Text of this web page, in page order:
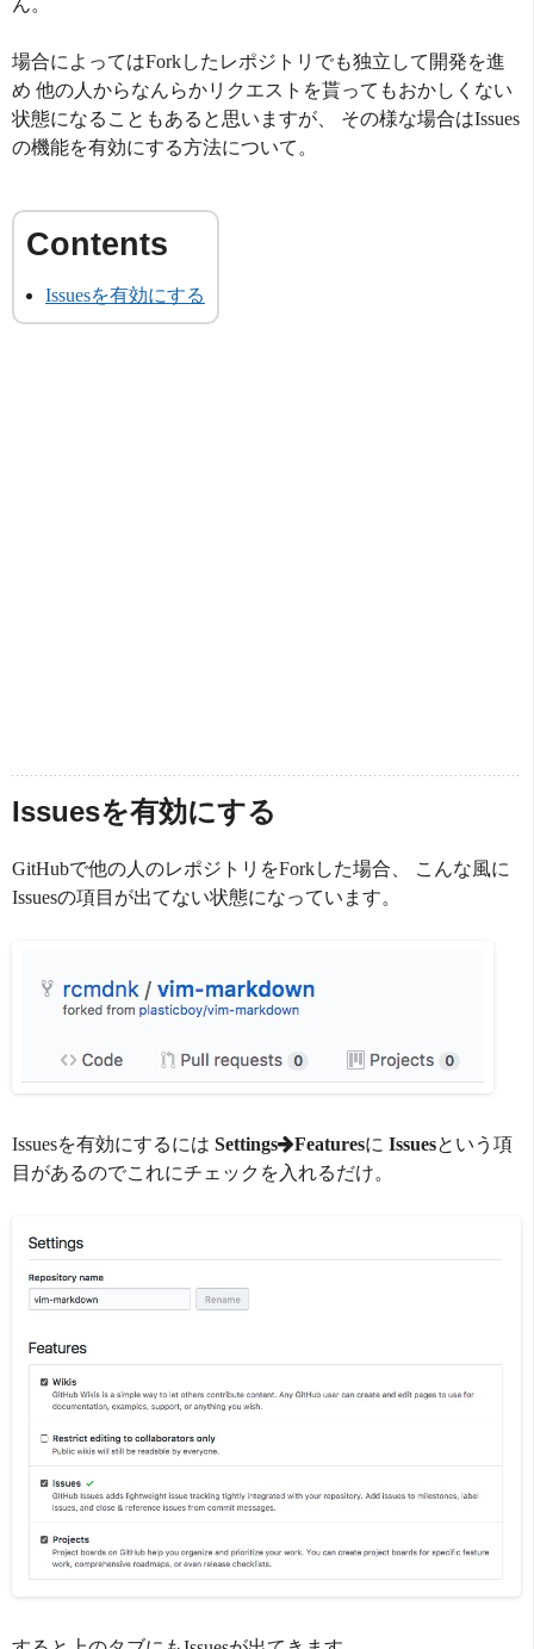
ん。
場合によってはForkしたレポジトリでも独立して開発を進
め 他の人からなんらかリクエストを貰ってもおかしくない
状態になることもあると思いますが、 その様な場合はIssues
の機能を有効にする方法について。
Issuesを有効にする
Issuesを有効にする
GitHubで他の人のレポジトリをForkした場合、 こんな風に
Issuesの項目が出てない状態になっています。
Issuesを有効にするには Settings Featuresに Issuesという項
目があるのでこれにチェックを入れるだけ。